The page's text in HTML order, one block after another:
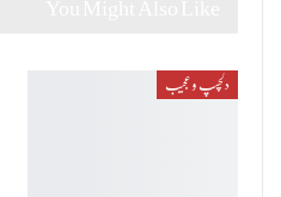
دلچسپ و عجیب